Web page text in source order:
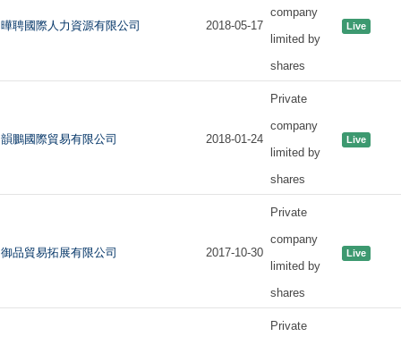
曄聘國際人力資源有限公司 2018-05-17
company
limited by
shares
Live
韻鵬國際貿易有限公司 2018-01-24
Private
company
limited by
shares
Live
御品貿易拓展有限公司 2017-10-30
Private
company
limited by
shares
Live
Private